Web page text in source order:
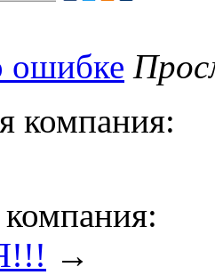
ошибке
компания:
→